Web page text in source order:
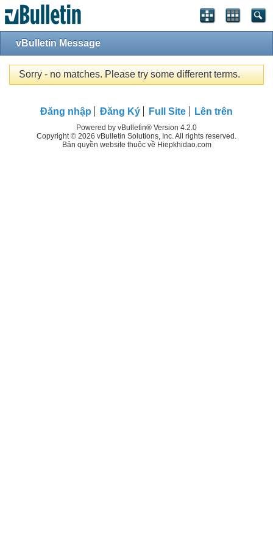
vBulletin Message
Sorry - no matches. Please try some different terms.
Đăng nhập Đăng Ký Full Site Lên trên
Powered by vBulletin® Version 4.2.0
Copyright © 2026 vBulletin Solutions, Inc. All rights reserved.
Bản quyền website thuộc về Hiepkhidao.com